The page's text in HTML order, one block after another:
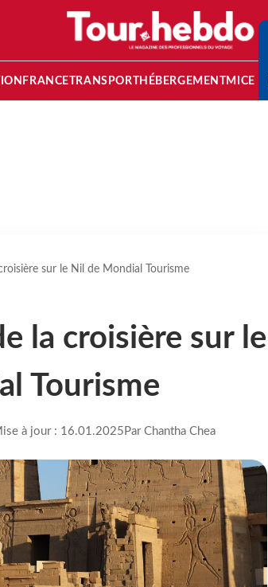
FRANCETRANSPORT HÉBERGEMENTMICE
sur le Nil de Mondial Tourisme
la croisière sur le
Tourisme
à jour : 16.01.2025 Par Chantha Chea